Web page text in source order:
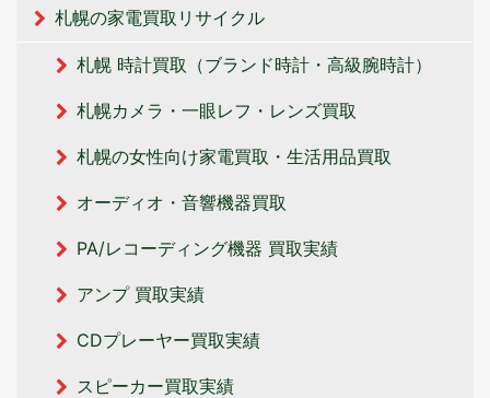
札幌の家電買取リサイクル
札幌 時計買取（ブランド時計・高級腕時計）
札幌カメラ・一眼レフ・レンズ買取
札幌の女性向け家電買取・生活用品買取
オーディオ・音響機器買取
PA/レコーディング機器 買取実績
アンプ 買取実績
CDプレーヤー買取実績
スピーカー買取実績